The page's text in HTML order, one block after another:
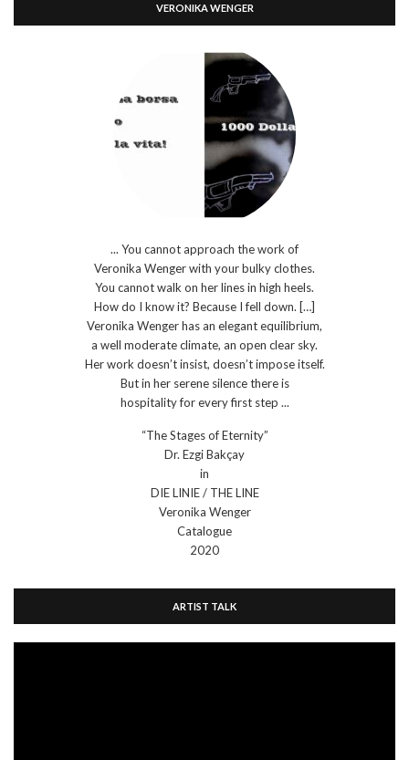
VERONIKA WENGER
... You cannot approach the work of
Veronika Wenger with your bulky clothes.
You cannot walk on her lines in high heels.
How do I know it? Because I fell down. […]
Veronika Wenger has an elegant equilibrium,
a well moderate climate, an open clear sky.
Her work doesn’t insist, doesn’t impose itself.
But in her serene silence there is
hospitality for every first step ...
“The Stages of Eternity”
Dr. Ezgi Bakçay
in
DIE LINIE / THE LINE
Veronika Wenger
Catalogue
2020
ARTIST TALK